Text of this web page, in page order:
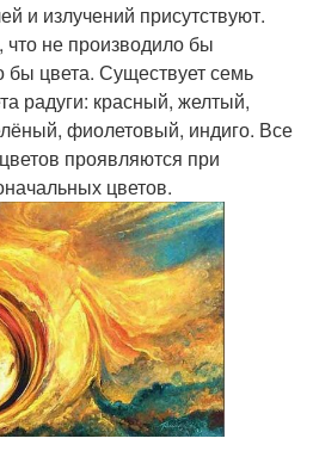
и излучений присутствуют.
что не производило бы
бы цвета. Существует семь
радуги: красный, желтый,
фиолетовый, индиго. Все
проявляются при
цветов.